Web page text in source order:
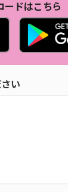
ードはこちら
い